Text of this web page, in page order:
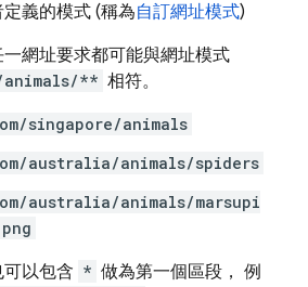
義的模式 (稱為自訂網址模式)
網址要求都可能與網址模式
animals/** 相符。
singapore/animals
australia/animals/spiders
australia/animals/marsupi
以包含 * 做為第一個區段， 例